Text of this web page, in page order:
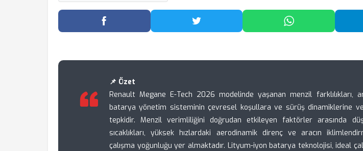
Facebook'ta Paylaş Twitter'da Paylaş WhatsApp'ta
📌 Özet
Renault Megane E-Tech 2026 modelinde yaşanan menzil farklılıkları,
batarya yönetim sisteminin çevresel koşullara ve sürüş dinamiklerine
tepkidir. Menzil verimliliğini doğrudan etkileyen faktörler arasında
sıcaklıkları, yüksek hızlardaki aerodinamik direnç ve aracın
çalışma yoğunluğu yer almaktadır. Lityum-iyon batarya teknolojisi, ideal